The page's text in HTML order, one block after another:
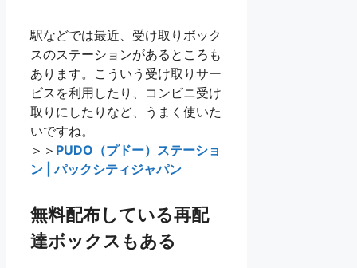
駅などでは最近、受け取りボック
スのステーションがあるところも
あります。こういう受け取りサー
ビスを利用したり、コンビニ受け
取りにしたりなど、うまく使いた
いですね。
＞＞ PUDO（プドー）ステーショ
ン | パックシティジャパン
無料配布している再配
達ボックスもある